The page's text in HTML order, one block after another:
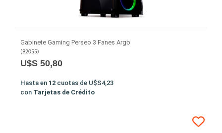
Gabinete Gaming Perseo 3 Fanes Argb
(92055)
U$S 50,80
Hasta en 12 cuotas de U$S4,23
con Tarjetas de Crédito